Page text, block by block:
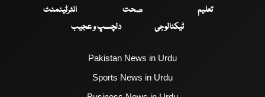
تعلیم
صحت
انٹرٹینمنٹ
ٹیکنالوجی
دلچسپ و عجیب
Pakistan News in Urdu
Sports News in Urdu